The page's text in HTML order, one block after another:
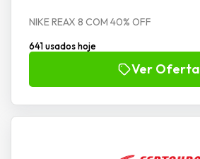
NIKE REAX 8 COM 40% OFF
641 usados hoje
Ver Oferta